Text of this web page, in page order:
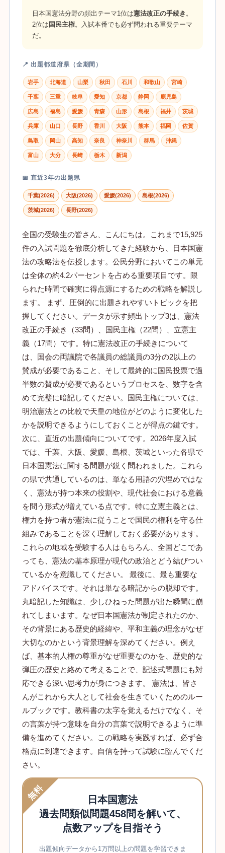
日本国憲法分野の頻出テーマ1位は憲法改正の手続き 。
2位は国民主権。入試本番でも必ず問われる重要テーマ
だ。
📍 出題都道府県（全期間）
岩手 北海道 山梨 秋田 石川 和歌山 宮崎
千葉 三重 岐阜 愛知 京都 静岡 鹿児島
広島 福島 愛媛 青森 山形 島根 福井 茨城
兵庫 山口 長野 香川 大阪 熊本 福岡 佐賀
鳥取 岡山 高知 奈良 神奈川 群馬 沖縄
富山 大分 長崎 栃木 新潟
📅 直近3年の出題県
千葉(2026) 大阪(2026) 愛媛(2026) 島根(2026)
茨城(2026) 長野(2026)
全国の受験生の皆さん、こんにちは。これまで15,925
件の入試問題を徹底分析してきた経験から、日本国憲
法の攻略法を伝授します。公民分野においてこの単元
は全体の約4.2パーセントを占める重要項目です。限
られた時間で確実に得点源にするための戦略を解説し
ます。 まず、圧倒的に出題されやすいトピックを把
握してください。データが示す頻出トップ3は、憲法
改正の手続き（33問）、国民主権（22問）、立憲主
義（17問）です。特に憲法改正の手続きについて
は、国会の両議院で各議員の総議員の3分の2以上の
賛成が必要であること、そして最終的に国民投票で過
半数の賛成が必要であるというプロセスを、数字を含
めて完璧に暗記してください。国民主権については、
明治憲法との比較で天皇の地位がどのように変化した
かを説明できるようにしておくことが得点の鍵です。
次に、直近の出題傾向についてです。2026年度入試
では、千葉、大阪、愛媛、島根、茨城といった各県で
日本国憲法に関する問題が鋭く問われました。これら
の県で共通しているのは、単なる用語の穴埋めではな
く、憲法が持つ本来の役割や、現代社会における意義
を問う形式が増えている点です。特に立憲主義とは、
権力を持つ者が憲法に従うことで国民の権利を守る仕
組みであることを深く理解しておく必要があります。
これらの地域を受験する人はもちろん、全国どこであ
っても、憲法の基本原理が現代の政治とどう結びつい
ているかを意識してください。 最後に、最も重要な
アドバイスです。それは単なる暗記からの脱却です。
丸暗記した知識は、少しひねった問題が出た瞬間に崩
れてしまいます。なぜ日本国憲法が制定されたのか、
その背景にある歴史的経緯や、平和主義の理念がなぜ
大切なのかという背景理解を深めてください。例え
ば、基本的人権の尊重がなぜ重要なのかを、歴史的な
弾圧の歴史と絡めて考えることで、記述式問題にも対
応できる深い思考力が身につきます。 憲法は、皆さ
んがこれから大人として社会を生きていくためのルー
ルブックです。教科書の太字を覚えるだけでなく、そ
の言葉が持つ意味を自分の言葉で説明できるように準
備を進めてください。この戦略を実践すれば、必ず合
格点に到達できます。自信を持って試験に臨んでくだ
さい。
無料
日本国憲法
過去問類似問題458問を解いて、
点数アップを目指そう
出題傾向データから1万問以上の問題を学習できま